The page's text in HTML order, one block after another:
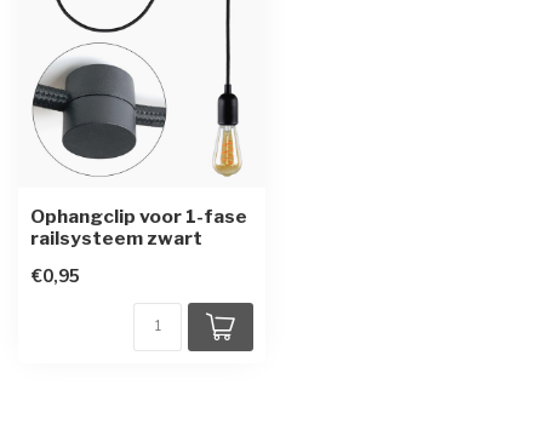
Ophangclip voor 1-fase
railsysteem zwart
€0,95